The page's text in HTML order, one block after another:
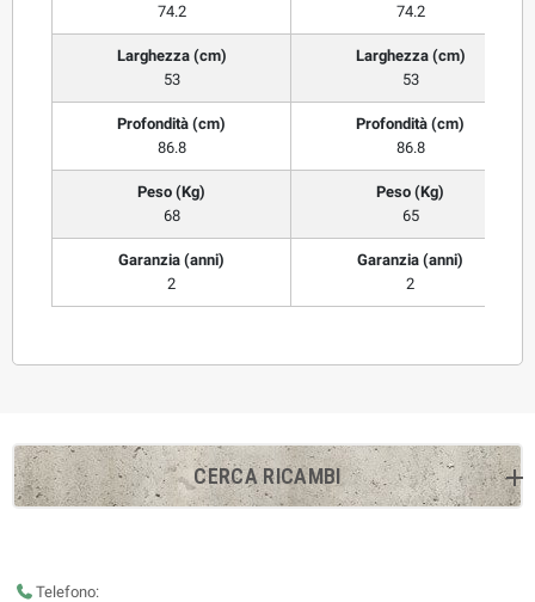
74.2
74.2
Larghezza (cm)
53
Larghezza (cm)
53
Profondità (cm)
86.8
Profondità (cm)
86.8
Peso (Kg)
68
Peso (Kg)
65
Garanzia (anni)
2
Garanzia (anni)
2
CERCA RICAMBI
Telefono: